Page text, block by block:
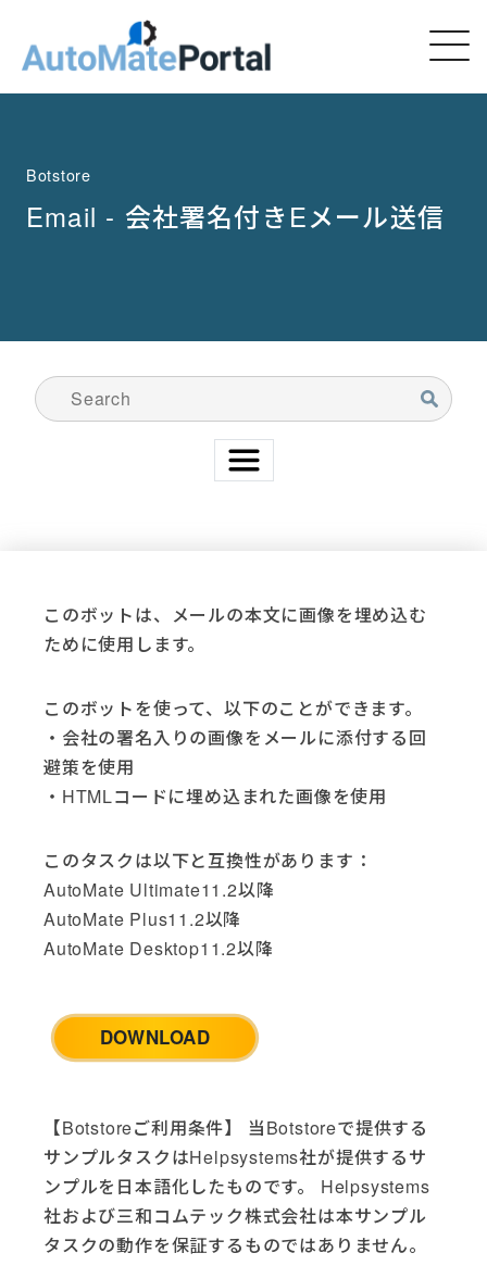
Botstore
Email - 会社署名付きEメール送信
このボットは、メールの本文に画像を埋め込む
ために使用します。
このボットを使って、以下のことができます。
・会社の署名入りの画像をメールに添付する回
避策を使用
・HTMLコードに埋め込まれた画像を使用
このタスクは以下と互換性があります：
AutoMate Ultimate11.2以降
AutoMate Plus11.2以降
AutoMate Desktop11.2以降
DOWNLOAD
【Botstoreご利用条件】 当Botstoreで提供する
サンプルタスクはHelpsystems社が提供するサ
ンプルを日本語化したものです。 Helpsystems
社および三和コムテック株式会社は本サンプル
タスクの動作を保証するものではありません。
検索
Adobe (3)
Adobe Sign (2)
Basic Scripting (1)
DocuSign (5)
Email (4)
Excel (6)
FTP (10)
Gmail (1)
Go Anywhere (1)
Google (3)
Google Drive (6)
Google Sheets (2)
HTTP (1)
IBM i (4)
Jira Cloud (2)
LinkedIn (2)
McAfee AntiVirus (1)
Microsoft Dynamics (1)